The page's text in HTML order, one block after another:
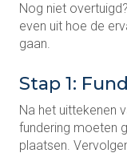
Nog niet
even uit hoe de
gaan.
Stap 1:
Na het uittekenen
fundering moeten
plaatsen.